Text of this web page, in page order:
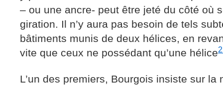
– ou une ancre- peut être jeté du côté où
giration. Il n’y aura pas besoin de tels
bâtiments munis de deux hélices, en
vite que ceux ne possédant qu’une hélice
L’un des premiers, Bourgois insiste sur